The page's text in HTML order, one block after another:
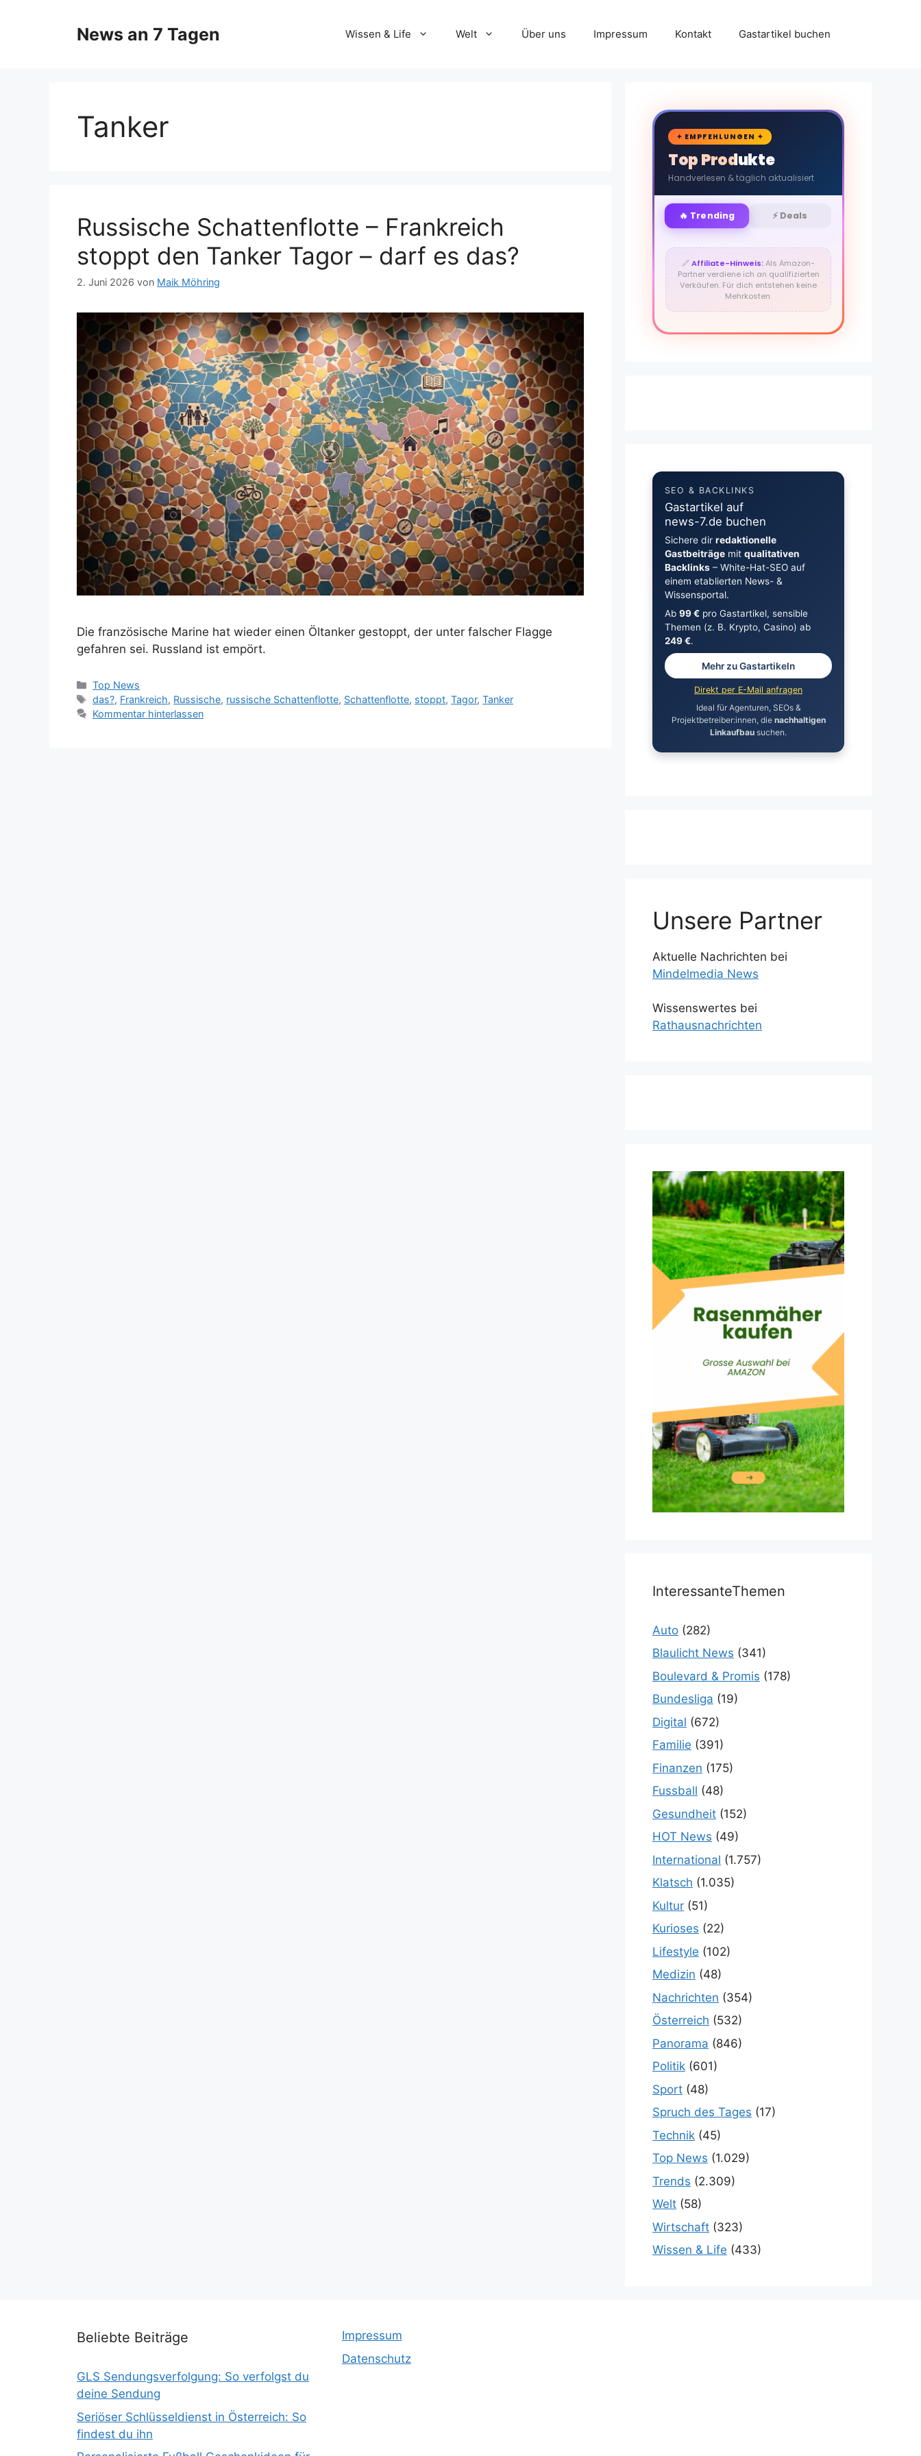
News an 7 Tagen Wissen & Life Welt Über uns Impressum Kontakt Gastartikel buchen
Tanker
Russische Schattenflotte – Frankreich
stoppt den Tanker Tagor – darf es das?
2. Juni 2026 von Maik Möhring
Die französische Marine hat wieder einen Öltanker gestoppt, der unter falscher Flagge
gefahren sei. Russland ist empört.
Kategorien
Top News
Schlagwörter
das?, Frankreich, Russische, russische Schattenflotte, Schattenflotte, stoppt,Tagor,Tanker
Kommentar hinterlassen
🛒
✦ EMPFEHLUNGEN ✦
Top Produkte
Handverlesen & täglich aktualisiert
🔥 Trending ⚡ Deals
🔗Affiliate-Hinweis:Als Amazon-
Partner verdiene ich an qualifizierten
Verkäufen. Für dich entstehen keine
Mehrkosten.
SEO & BACKLINKS
Gastartikel auf
news-7.de buchen
Sichere dir redaktionelle
Gastbeiträgemit qualitativen
Backlinks– White-Hat-SEO auf
einem etablierten News- &
Wissensportal.
Ab 99 €pro Gastartikel, sensible
Themen (z. B. Krypto, Casino) ab
249 €.
Mehr zu Gastartikeln
Direkt per E-Mail anfragen
Ideal für Agenturen, SEOs &
Projektbetreiber:innen, die nachhaltigen
Linkaufbau suchen.
Unsere Partner
Aktuelle Nachrichten bei
Mindelmedia News
Wissenswertes bei
Rathausnachrichten
InteressanteThemen
Auto (282)
Blaulicht News (341)
Boulevard & Promis (178)
Bundesliga (19)
Digital (672)
Familie (391)
Finanzen (175)
Fussball (48)
Gesundheit (152)
HOT News (49)
International (1.757)
Klatsch (1.035)
Kultur (51)
Kurioses (22)
Lifestyle (102)
Medizin (48)
Nachrichten (354)
Österreich (532)
Panorama (846)
Politik (601)
Sport (48)
Spruch des Tages (17)
Technik (45)
Top News (1.029)
Trends (2.309)
Welt (58)
Wirtschaft (323)
Wissen & Life (433)
Beliebte Beiträge
GLS Sendungsverfolgung: So verfolgst du
deine Sendung
Seriöser Schlüsseldienst in Österreich: So
findest du ihn
Impressum
Datenschutz